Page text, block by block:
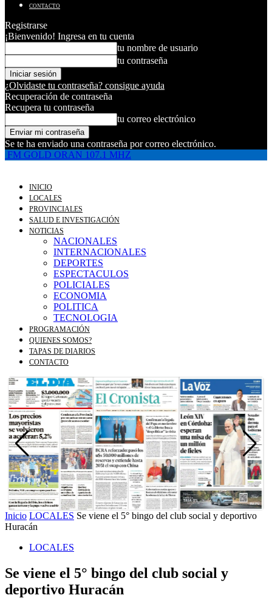
CONTACTO
Registrarse
¡Bienvenido! Ingresa en tu cuenta
tu nombre de usuario
tu contraseña
¿Olvidaste tu contraseña? consigue ayuda
Recuperación de contraseña
Recupera tu contraseña
tu correo electrónico
Se te ha enviado una contraseña por correo electrónico.
FM GOLD ORAN 107.1 MHZ
INICIO
LOCALES
PROVINCIALES
SALUD E INVESTIGACIÓN
NOTICIAS
NACIONALES
INTERNACIONALES
DEPORTES
ESPECTACULOS
POLICIALES
ECONOMIA
POLITICA
TECNOLOGIA
PROGRAMACIÓN
QUIENES SOMOS?
TAPAS DE DIARIOS
CONTACTO
Inicio LOCALES Se viene el 5° bingo del club social y deportivo
Huracán
LOCALES
Se viene el 5° bingo del club social y
deportivo Huracán